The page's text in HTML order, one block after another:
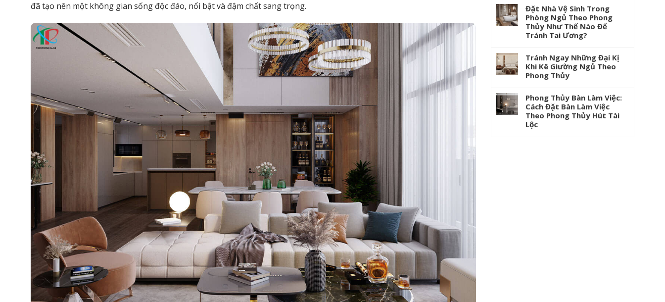
đã tạo nên một không gian sống độc đáo, nổi bật và đậm chất sang trọng.
Đặt Nhà Vệ Sinh Trong
Phòng Ngủ Theo Phong
Thủy Như Thế Nào Để
Tránh Tai Ương?
Tránh Ngay Những Đại Kị
Khi Kê Giường Ngủ Theo
Phong Thủy
Phong Thủy Bàn Làm Việc:
Cách Đặt Bàn Làm Việc
Theo Phong Thủy Hút Tài
Lộc